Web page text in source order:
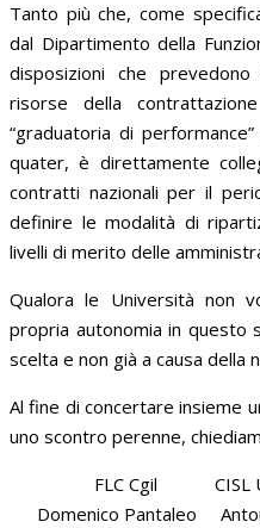
Tanto più che, come
dal Dipartimento della
disposizioni che
risorse della
“graduatoria di
quater, è direttamente
contratti nazionali per il
definire le modalità di
livelli di merito delle
Qualora le Università non
propria autonomia in questo
scelta e non già a causa della
Al fine di concertare insieme
uno scontro perenne,
FLC Cgil CISL
Domenico Pantaleo